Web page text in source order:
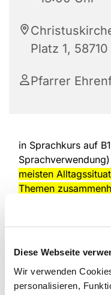
Diese Webseite
Wir verwenden
personalisieren,
Platz 1,
Pfarrer
in Sprachkurs auf
Sprachverwendung)
meisten
Themen
Arbeitsaufnahme in
Bedeutung und